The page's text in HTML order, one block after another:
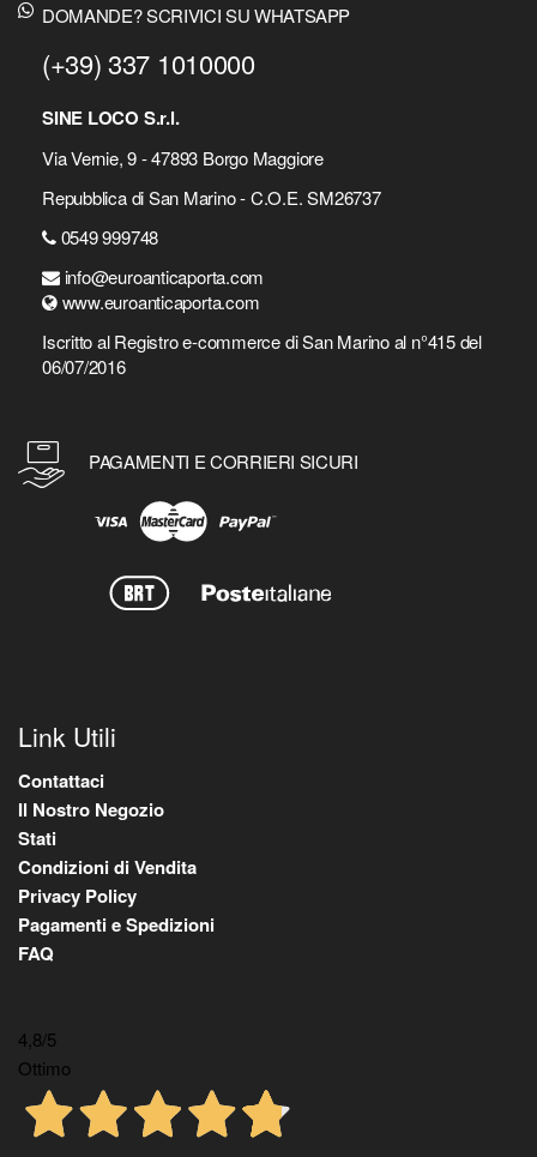
DOMANDE? SCRIVICI SU WHATSAPP
(+39) 337 1010000
SINE LOCO S.r.l.
Via Vernie, 9 - 47893 Borgo Maggiore
Repubblica di San Marino - C.O.E. SM26737
0549 999748
info@euroanticaporta.com
www.euroanticaporta.com
Iscritto al Registro e-commerce di San Marino al n°415 del
06/07/2016
PAGAMENTI E CORRIERI SICURI
Link Utili
Contattaci
Il Nostro Negozio
Stati
Condizioni di Vendita
Privacy Policy
Pagamenti e Spedizioni
FAQ
4,8/5
Ottimo